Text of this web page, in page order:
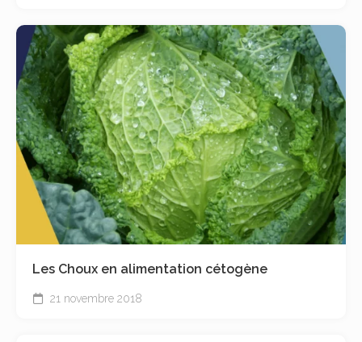
Les Choux en alimentation cétogène
21 novembre 2018